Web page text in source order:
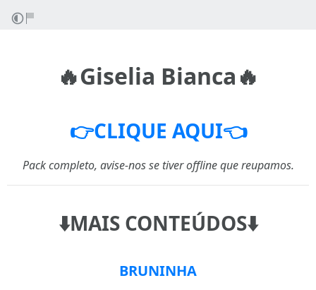
🔥Giselia Bianca🔥
👉CLIQUE AQUI👈
Pack completo, avise-nos se tiver offline que reupamos.
⬇️MAIS CONTEÚDOS⬇️
BRUNINHA